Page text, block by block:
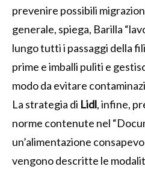
prevenire possibili
generale, spiega, Barilla
lungo tutti i passaggi della
prime e imballi puliti e
modo da evitare
La strategia di Lidl, infine,
norme contenute nel
un’alimentazione
vengono descritte le